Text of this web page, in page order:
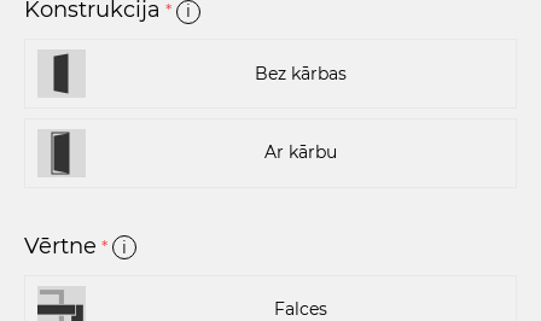
Konstrukcija * i
Bez kārbas
Ar kārbu
Vērtne * i
Falces